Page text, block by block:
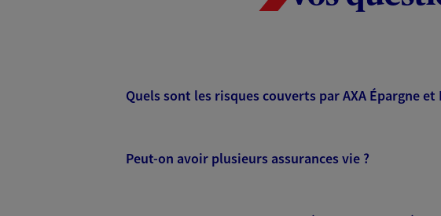
Quels sont les risques couverts par AXA Épargne
Peut-on avoir plusieurs assurances vie ?